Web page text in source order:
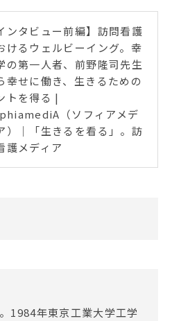
ンタビュー前編】訪問看護
けるウェルビーイング。幸
の第一人者、前野隆司先生
幸せに働き、生きるための
トを得る |
（ソフィアメデ
）｜「生きるを看る」。訪
護メディア
1984年東京工業大学工学